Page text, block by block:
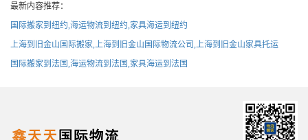
最新内容推荐：
国际搬家到纽约,海运物流到纽约,家具海运到纽约
上海到旧金山国际搬家,上海到旧金山国际物流公司,上海到旧金山家具托运
国际搬家到法国,海运物流到法国,家具海运到法国